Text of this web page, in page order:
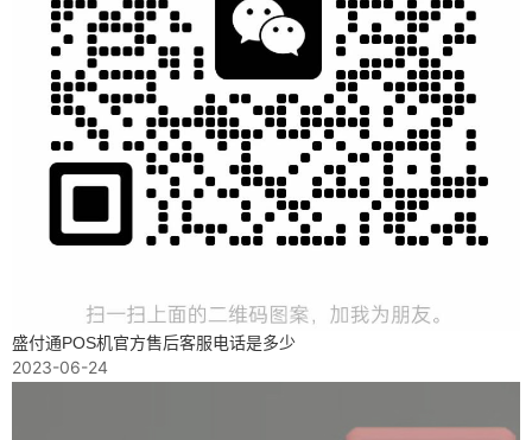
盛付通POS机官方售后客服电话是多少
2023-06-24